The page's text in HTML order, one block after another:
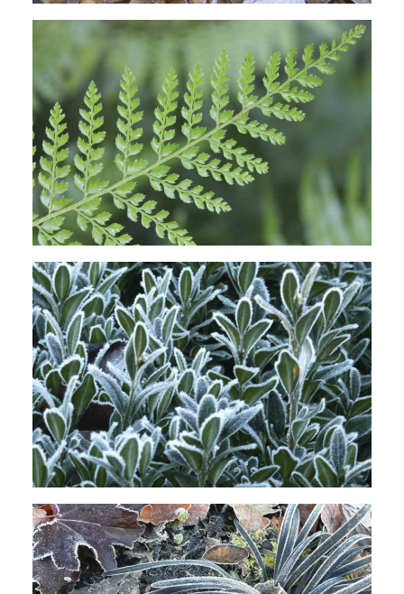
Wintergrüner Farn (Polystichum) mit
filigraner Blattstruktur
Buchsbaumhecke mit Raureif überzogen